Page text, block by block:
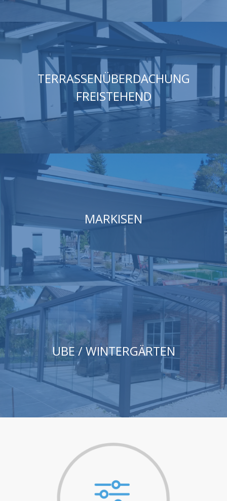
TERRASSENÜBERDACHUNG
FREISTEHEND
MARKISEN
UBE / WINTERGÄRTEN